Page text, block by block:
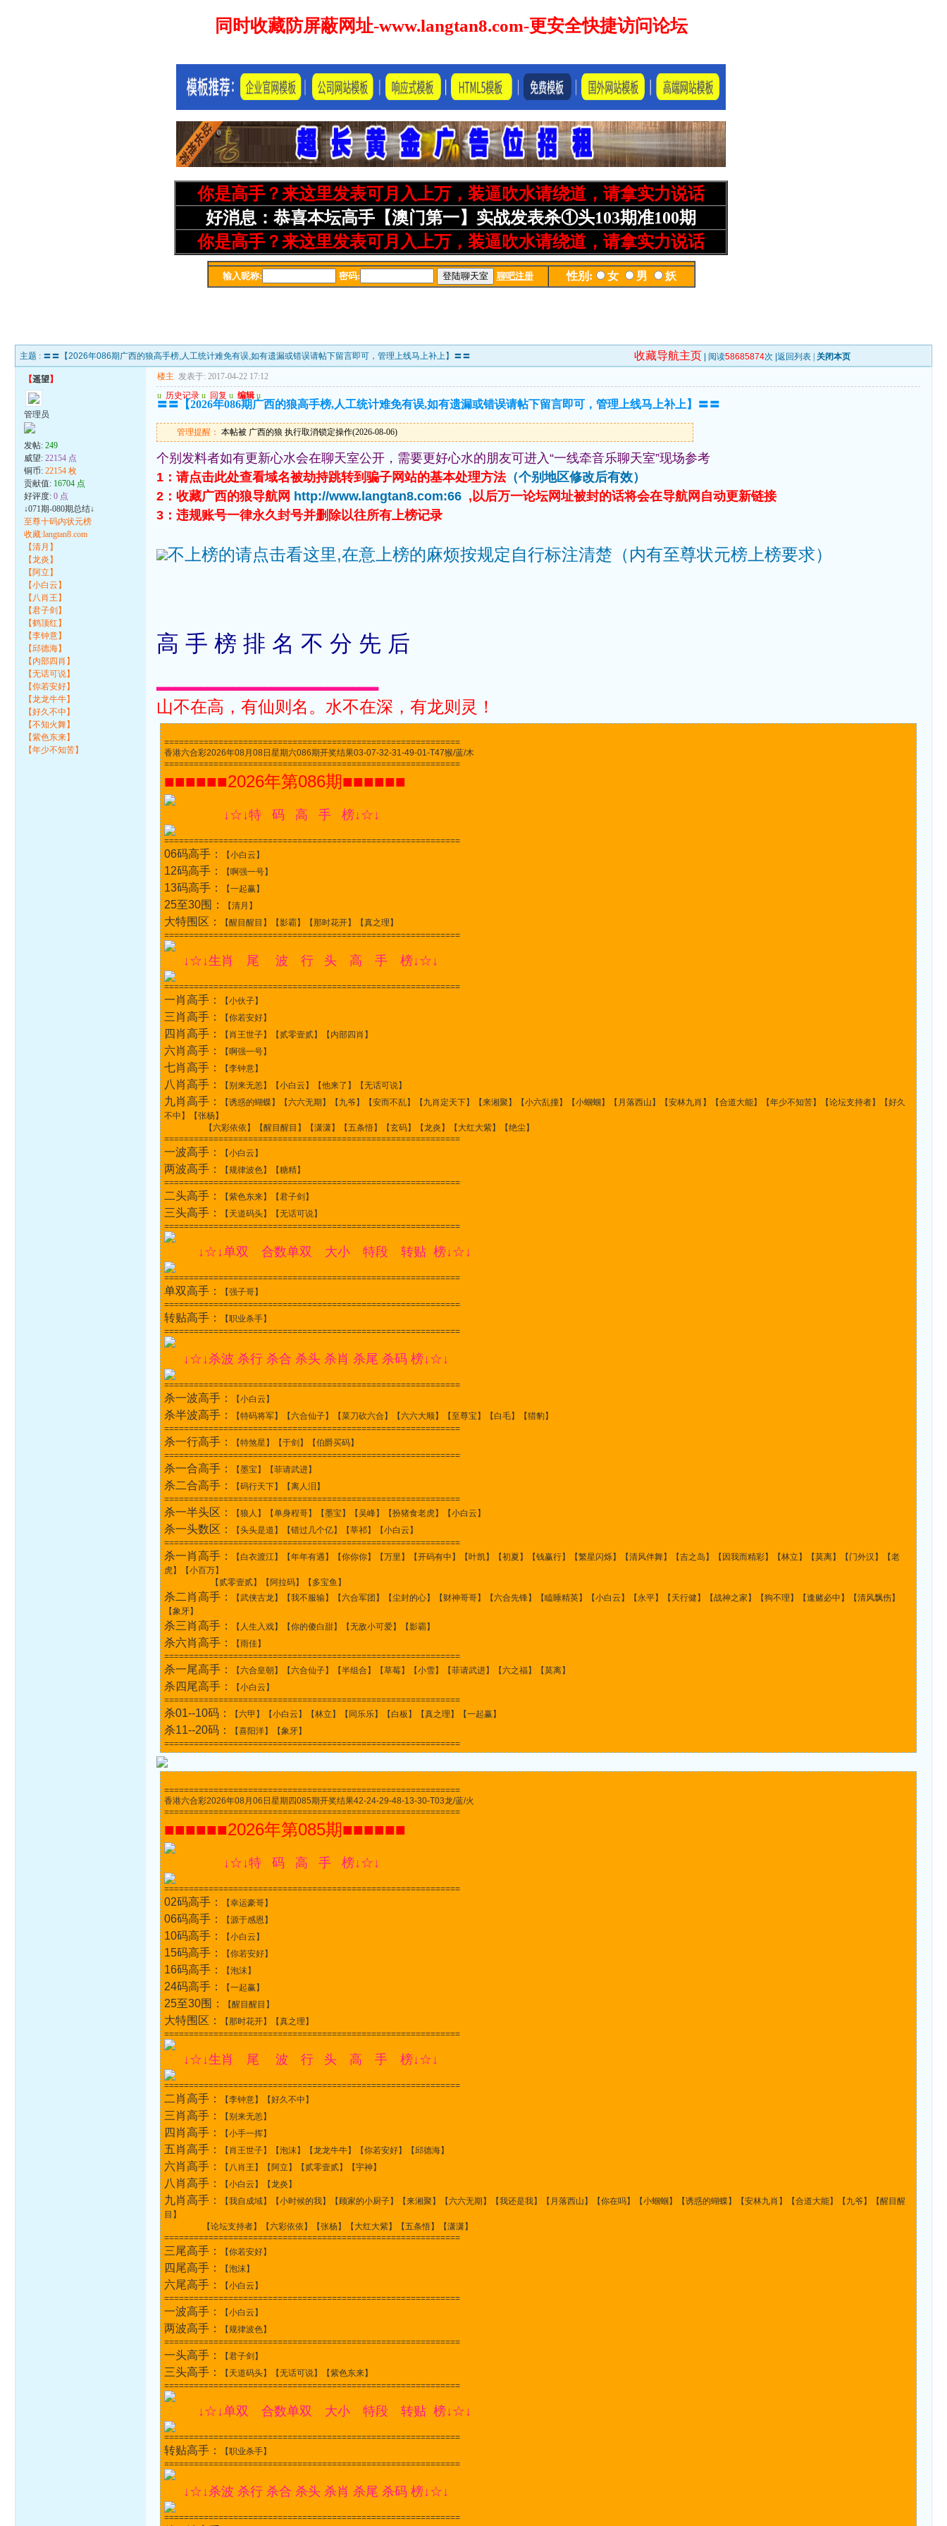
主题 : 〓〓【2026年086期广西的狼高手榜,人工统计难免有误,如有遗漏或错误请帖下留言即可，管理上线马上补上】〓〓 收藏导航主页 | 阅读58685874次 |返回列表 关闭本页
【遥望】
管理员
发帖:249
威望:22154 点
铜币:22154 枚
贡献值: 16704 点
好评度:0 点
↓071期-080期总结↓
至尊十码内状元榜
收藏:langtan8.com
【清月】
【龙炎】
【阿立】
【小白云】
【八肖王】
【君子剑】
【鹤顶红】
【李钟意】
【邱德海】
【内部四肖】
【无话可说】
【你若安好】
【龙龙牛牛】
【好久不中】
【不知火舞】
【紫色东来】
【年少不知苦】
楼主 发表于: 2017-04-22 17:12
u 历史记录 u 回复 u 编辑 u
〓〓【2026年086期广西的狼高手榜,人工统计难免有误,如有遗漏或错误请帖下留言即可，管理上线马上补上】〓〓
管理提醒：本帖被 广西的狼 执行取消锁定操作(2026-08-06)
个别发料者如有更新心水会在聊天室公开，需要更好心水的朋友可进入“一线牵音乐聊天室”现场参考
1：请点击此处查看域名被劫持跳转到骗子网站的基本处理方法（个别地区修改后有效）
2：收藏广西的狼导航网 http://www.langtan8.com:66 ,以后万一论坛网址被封的话将会在导航网自动更新链接
3：违规账号一律永久封号并删除以往所有上榜记录
不上榜的请点击看这里,在意上榜的麻烦按规定自行标注清楚（内有至尊状元榜上榜要求）
高 手 榜 排 名 不 分 先 后
▃▃▃▃▃▃▃▃▃▃▃▃▃▃▃▃▃▃▃▃▃▃▃▃▃▃▃▃▃▃▃▃▃▃▃
山不在高，有仙则名。水不在深，有龙则灵！
============================================================
香港六合彩2026年08月08日星期六086期开奖结果03-07-32-31-49-01-T47猴/蓝/木
============================================================
■■■■■■2026年第086期■■■■■■
↓☆↓特 码 高 手 榜↓☆↓
============================================================
06码高手： 【小白云】
12码高手： 【啊强一号】
13码高手： 【一起赢】
25至30围： 【清月】
大特围区：
【醒目醒目】【影霸】【那时花开】【真之理】
============================================================
↓☆↓生肖 尾 波 行 头 高 手 榜↓☆↓
============================================================
一肖高手： 【小伙子】
三肖高手： 【你若安好】
四肖高手： 【肖王世子】【贰零壹贰】【内部四肖】
六肖高手： 【啊强一号】
七肖高手： 【李钟意】
八肖高手： 【别来无恙】【小白云】【他来了】【无话可说】
九肖高手：
【诱惑的蝴蝶】【六六无期】【九爷】【安而不乱】【九肖定天下】【来湘聚】【小六乱撞】【小蝈蝈】【月落西山】【安林九肖】【合道大能】【年少不知苦】【论坛支持者】【好久
不中】【张杨】
【六彩依依】【醒目醒目】【潇潇】【五条悟】【玄码】【龙炎】【大红大紫】【绝尘】
============================================================
一波高手： 【小白云】
两波高手：
【规律波色】【糖精】
============================================================
二头高手： 【紫色东来】【君子剑】
三头高手：
【天道码头】【无话可说】
============================================================
↓☆↓单双 合数单双 大小 特段 转贴 榜↓☆↓
============================================================
单双高手：
【强子哥】
============================================================
转贴高手：
【职业杀手】
============================================================
↓☆↓杀波 杀行 杀合 杀头 杀肖 杀尾 杀码 榜↓☆↓
============================================================
杀一波高手： 【小白云】
杀半波高手：
【特码将军】【六合仙子】【菜刀砍六合】【六六大顺】【至尊宝】【白毛】【猎豹】
============================================================
杀一行高手：
【特煞星】【于剑】【伯爵买码】
============================================================
杀一合高手： 【墨宝】【菲请武进】
杀二合高手：
【码行天下】【离人泪】
============================================================
杀一半头区： 【狼人】【单身程哥】【墨宝】【吴峰】【扮猪食老虎】【小白云】
杀一头数区：
【头头是道】【错过几个亿】【莘祁】【小白云】
============================================================
杀一肖高手：
【白衣渡江】【年年有遇】【你你你】【万里】【开码有中】【叶凯】【初夏】【钱赢行】【繁星闪烁】【清风伴舞】【吉之岛】【因我而精彩】【林立】【莫离】【门外汉】【老
虎】【小百万】
【贰零壹贰】【阿拉码】【多宝鱼】
杀二肖高手：
【武侠古龙】【我不服输】【六合军团】【尘封的心】【财神哥哥】【六合先锋】【瞌睡精英】【小白云】【永平】【天行健】【战神之家】【狗不理】【逢赌必中】【清风飘伤】
【象牙】
杀三肖高手： 【人生入戏】【你的傻白甜】【无敌小可爱】【影霸】
杀六肖高手：
【雨佳】
============================================================
杀一尾高手： 【六合皇朝】【六合仙子】【半组合】【草莓】【小雪】【菲请武进】【六之福】【莫离】
杀四尾高手：
【小白云】
============================================================
杀01--10码： 【六甲】【小白云】【林立】【同乐乐】【白板】【真之理】【一起赢】
杀11--20码：
【喜阳洋】【象牙】
============================================================
============================================================
香港六合彩2026年08月06日星期四085期开奖结果42-24-29-48-13-30-T03龙/蓝/火
============================================================
■■■■■■2026年第085期■■■■■■
↓☆↓特 码 高 手 榜↓☆↓
============================================================
02码高手： 【幸运豪哥】
06码高手： 【源于感恩】
10码高手： 【小白云】
15码高手： 【你若安好】
16码高手： 【泡沫】
24码高手： 【一起赢】
25至30围： 【醒目醒目】
大特围区：
【那时花开】【真之理】
============================================================
↓☆↓生肖 尾 波 行 头 高 手 榜↓☆↓
============================================================
二肖高手： 【李钟意】【好久不中】
三肖高手： 【别来无恙】
四肖高手： 【小手一挥】
五肖高手： 【肖王世子】【泡沫】【龙龙牛牛】【你若安好】【邱德海】
六肖高手： 【八肖王】【阿立】【贰零壹贰】【宇神】
八肖高手： 【小白云】【龙炎】
九肖高手：
【我自成域】【小时候的我】【顾家的小厨子】【来湘聚】【六六无期】【我还是我】【月落西山】【你在吗】【小蝈蝈】【诱惑的蝴蝶】【安林九肖】【合道大能】【九爷】【醒目醒
目】
【论坛支持者】【六彩依依】【张杨】【大红大紫】【五条悟】【潇潇】
============================================================
三尾高手： 【你若安好】
四尾高手： 【泡沫】
六尾高手：
【小白云】
============================================================
一波高手： 【小白云】
两波高手：
【规律波色】
============================================================
一头高手： 【君子剑】
三头高手：
【天道码头】【无话可说】【紫色东来】
============================================================
↓☆↓单双 合数单双 大小 特段 转贴 榜↓☆↓
============================================================
转贴高手：
【职业杀手】
============================================================
↓☆↓杀波 杀行 杀合 杀头 杀肖 杀尾 杀码 榜↓☆↓
============================================================